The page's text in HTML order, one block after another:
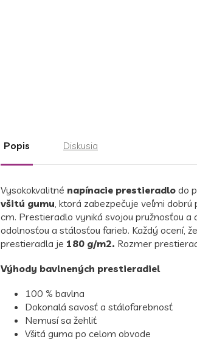
Popis Diskusia
Vysokokvalitné napínacie prestieradlo do
všitú gumu, ktorá zabezpečuje veľmi
cm. Prestieradlo vyniká svojou pružnosťou
odolnosťou a stálosťou farieb. Každý ocení,
prestieradla je 180 g/m2. Rozmer
Výhody bavlnených prestieradiel
100 % bavlna
Dokonalá savosť a stálofarebnosť
Nemusí sa žehliť
Všitá guma po celom obvode